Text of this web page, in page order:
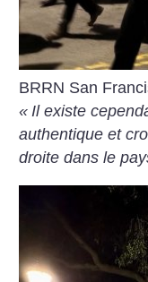
BRRN San
« Il existe
authentique et
droite dans le